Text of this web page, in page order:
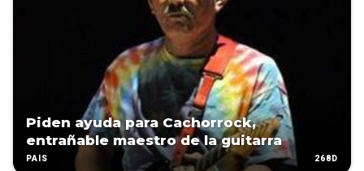
Piden ayuda para Cachorrock,
entrañable maestro de la guitarra
PAÍS 268D